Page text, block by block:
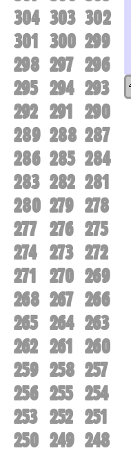
304 303 302
301 300 299
298 297 296
295 294 293
292 291 290
289 288 287
286 285 284
283 282 281
280 279 278
277 276 275
274 273 272
271 270 269
268 267 266
265 264 263
262 261 260
259 258 257
256 255 254
253 252 251
250 249 248